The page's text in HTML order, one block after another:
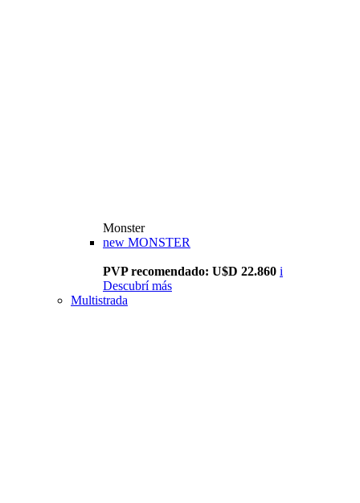
Monster
new MONSTER
PVP recomendado: U$D 22.860 i
Descubrí más
Multistrada